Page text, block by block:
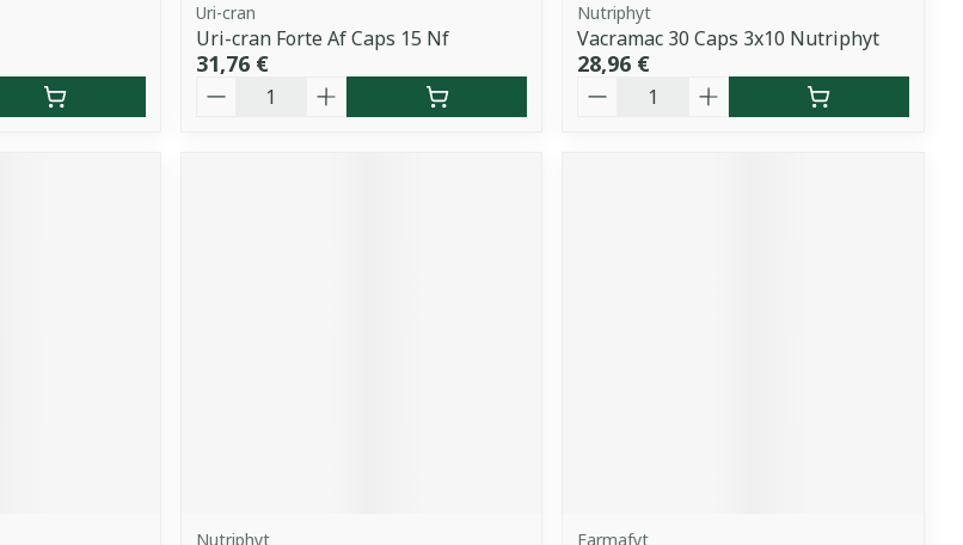
Uri-cran
Uri-cran Forte Af Caps 15 Nf
31,76 €
Quantité
Nutriphyt
Vacramac 30 Caps 3x10 Nutriphyt
28,96 €
Quantité
Nutriphyt Farmafyt